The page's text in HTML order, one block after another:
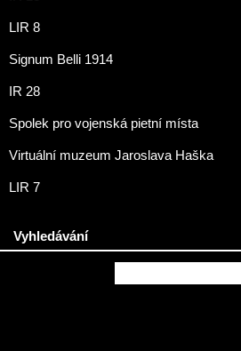
LIR 8
Signum Belli 1914
IR 28
Spolek pro vojenská pietní místa
Virtuální muzeum Jaroslava Haška
LIR 7
Vyhledávání